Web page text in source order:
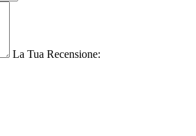
La Tua Recensione: